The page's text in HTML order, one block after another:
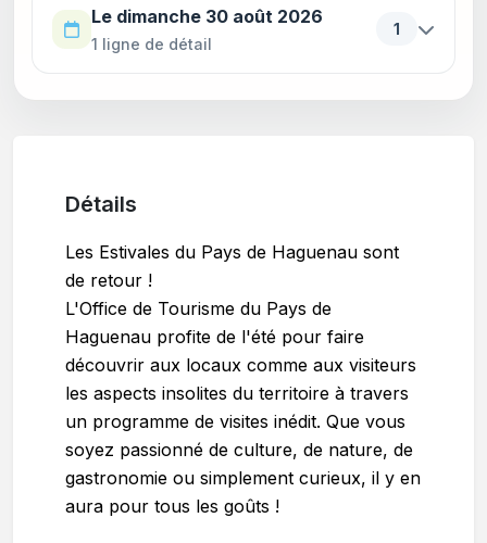
Le dimanche 30 août 2026
1 ligne de détail
1
Détails
Les Estivales du Pays de Haguenau sont
de retour !
L'Office de Tourisme du Pays de
Haguenau profite de l'été pour faire
découvrir aux locaux comme aux visiteurs
les aspects insolites du territoire à travers
un programme de visites inédit. Que vous
soyez passionné de culture, de nature, de
gastronomie ou simplement curieux, il y en
aura pour tous les goûts !